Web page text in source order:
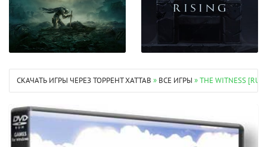
СКАЧАТЬ ИГРЫ ЧЕРЕЗ ТОРРЕНТ XATTAB » ВСЕ ИГРЫ » THE WITNESS